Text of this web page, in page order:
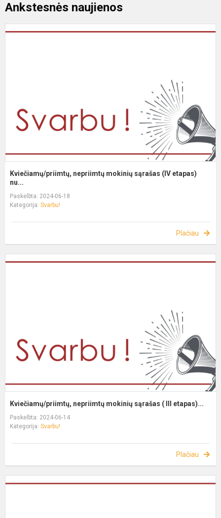
Ankstesnės naujienos
Kviečiamų/priimtų, nepriimtų mokinių sąrašas (IV etapas)
nu...
Paskelbta: 2024-06-18
Kategorija: Svarbu!
Plačiau
Kviečiamų/priimtų, nepriimtų mokinių sąrašas ( III etapas)...
Paskelbta: 2024-06-14
Kategorija: Svarbu!
Plačiau